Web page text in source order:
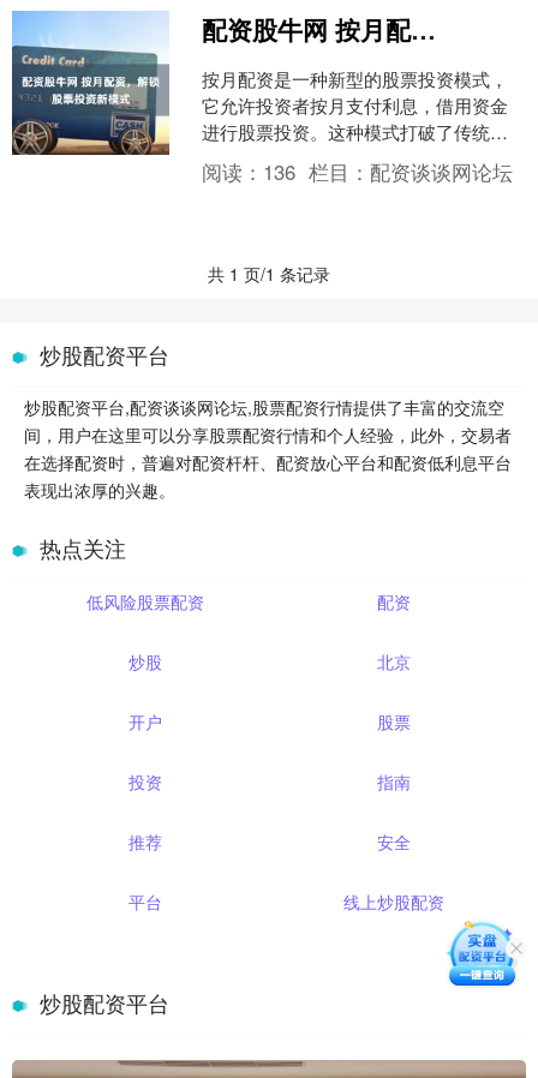
配资股牛网 按月配资，解锁股票投资新模式
按月配资是一种新型的股票投资模式，
它允许投资者按月支付利息，借用资金
进行股票投资。这种模式打破了传统配
资的限制，为投资者提供了更灵活、更
便捷的投资方式。 * *....
阅读： 136 栏目：配资谈谈网论坛
共 1 页/1 条记录
炒股配资平台
炒股配资平台,配资谈谈网论坛,股票配资行情提供了丰富的交流空
间，用户在这里可以分享股票配资行情和个人经验，此外，交易者
在选择配资时，普遍对配资杆杆、配资放心平台和配资低利息平台
表现出浓厚的兴趣。
热点关注
低风险股票配资 配资
炒股 北京
开户 股票
投资 指南
推荐 安全
平台 线上炒股配资
炒股配资平台